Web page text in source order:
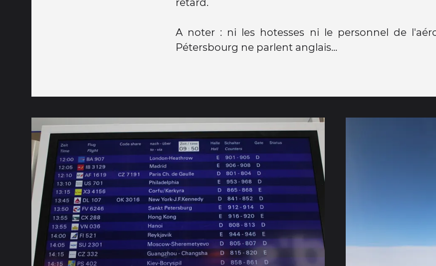
A noter : ni les hotesses ni le personnel de
Pétersbourg ne parlent anglais...